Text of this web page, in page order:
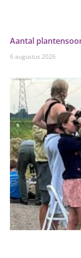
Aantal
6 augustus 2026